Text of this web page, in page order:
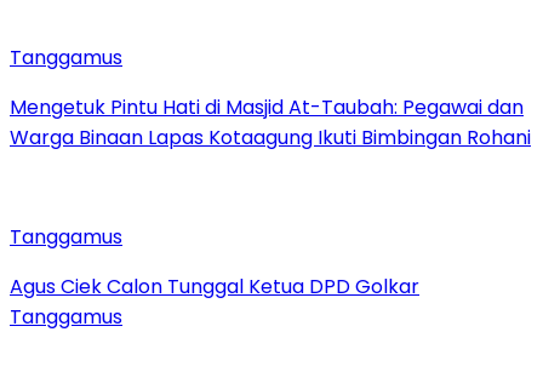
Tanggamus
Mengetuk Pintu Hati di Masjid At-Taubah: Pegawai dan
Warga Binaan Lapas Kotaagung Ikuti Bimbingan Rohani
Tanggamus
Agus Ciek Calon Tunggal Ketua DPD Golkar
Tanggamus